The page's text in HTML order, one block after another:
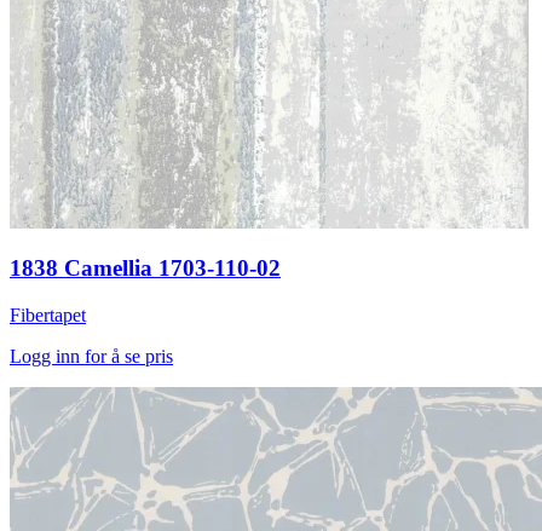
1838 Camellia 1703-110-02
Fibertapet
Logg inn for å se pris